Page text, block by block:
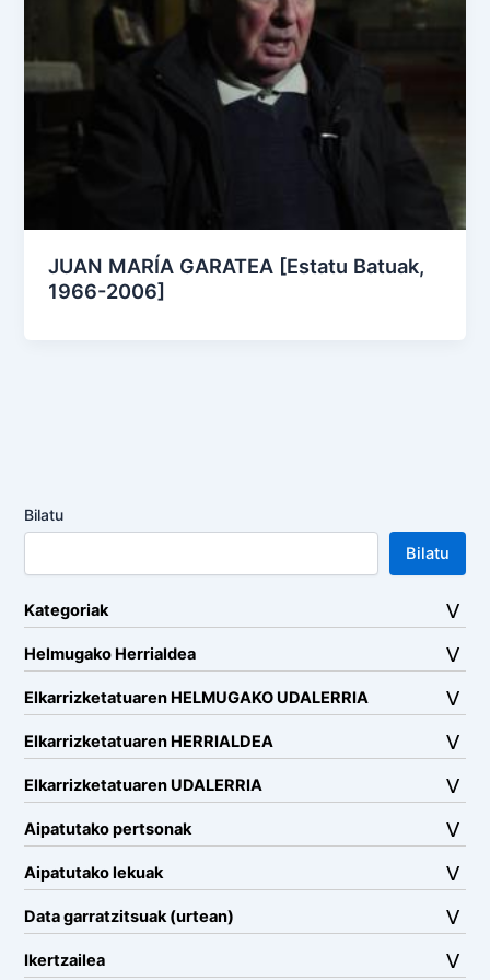
JUAN MARÍA GARATEA [Estatu Batuak,
1966-2006]
Bilatu
Bilatu
Kategoriak
Helmugako Herrialdea
Elkarrizketatuaren HELMUGAKO UDALERRIA
Elkarrizketatuaren HERRIALDEA
Elkarrizketatuaren UDALERRIA
Aipatutako pertsonak
Aipatutako lekuak
Data garratzitsuak (urtean)
Ikertzailea